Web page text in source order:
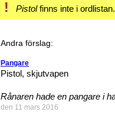
! Pistolfinns inte i
Andra förslag:
Pangare
Pistol, skjutvapen
Rånaren hade en pangare i
den 11 mars 2016